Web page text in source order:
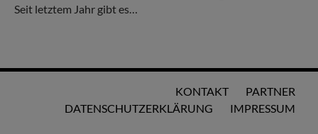
Seit letztem Jahr gibt es…
KONTAKT
PARTNER
DATENSCHUTZERKLÄRUNG
IMPRESSUM